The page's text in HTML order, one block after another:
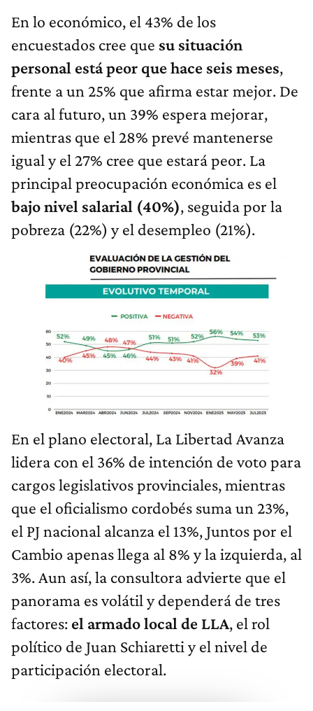
En lo económico, el 43% de los
encuestados cree que su situación
personal está peor que hace seis meses,
frente a un 25% que afirma estar mejor. De
cara al futuro, un 39% espera mejorar,
mientras que el 28% prevé mantenerse
igual y el 27% cree que estará peor. La
principal preocupación económica es el
bajo nivel salarial (40%), seguida por la
pobreza (22%) y el desempleo (21%).
En el plano electoral, La Libertad Avanza
lidera con el 36% de intención de voto para
cargos legislativos provinciales, mientras
que el oficialismo cordobés suma un 23%,
el PJ nacional alcanza el 13%, Juntos por el
Cambio apenas llega al 8% y la izquierda, al
3%. Aun así, la consultora advierte que el
panorama es volátil y dependerá de tres
factores: el armado local de LLA, el rol
político de Juan Schiaretti y el nivel de
participación electoral.